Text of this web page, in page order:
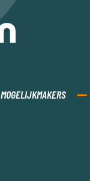
MOGELIJKMAKERS